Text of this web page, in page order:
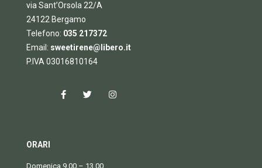
via Sant’Orsola 22/A
24122 Bergamo
Telefono: 035 217372
Email: sweetirene@libero.it
P.IVA 03016810164
ORARI
Domenica 9.00 – 13.00